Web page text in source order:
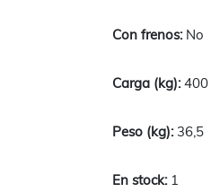
No
400
36,5
1